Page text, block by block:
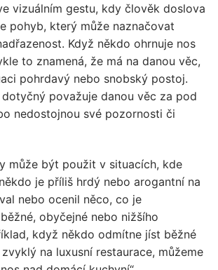
vizuálním gestu, kdy člověk doslova
pohyb, který může naznačovat
Když někdo ohrnuje nos
to znamená, že má na danou věc,
pohrdavý nebo snobský postoj.
považuje danou věc za pod
nedostojnou své pozornosti či
může být použit v situacích, kde
je příliš hrdý nebo arogantní na
nebo ocenil něco, co je
obyčejné nebo nižšího
když někdo odmítne jíst běžné
na luxusní restaurace, můžeme